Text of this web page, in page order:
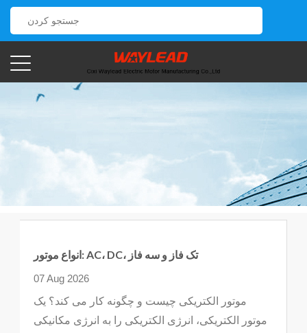
انواع موتور: AC، DC، تک فاز و سه فاز
07 Aug 2026
موتور الکتریکی چیست و چگونه کار می کند؟ یک
موتور الکتریکی، انرژی الکتریکی را به انرژی مکانیکی